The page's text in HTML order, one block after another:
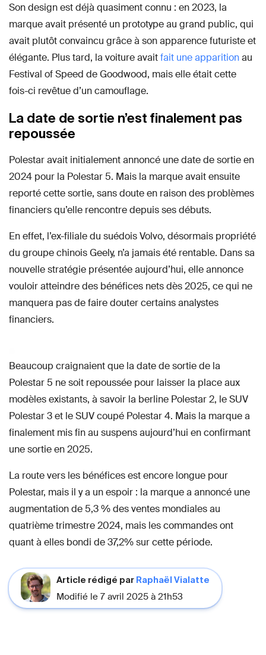
Son design est déjà quasiment connu : en 2023, la
marque avait présenté un prototype au grand public, qui
avait plutôt convaincu grâce à son apparence futuriste et
élégante. Plus tard, la voiture avaitfait une apparitionau
Festival of Speed de Goodwood, mais elle était cette
fois-ci revêtue d’un camouflage.
La date de sortie n’est finalement pas
repoussée
Polestar avait initialement annoncé une date de sortie en
2024 pour la Polestar 5. Mais la marque avait ensuite
reporté cette sortie, sans doute en raison des problèmes
financiers qu’elle rencontre depuis ses débuts.
En effet, l’ex-filiale du suédois Volvo, désormais propriété
du groupe chinois Geely, n’a jamais été rentable. Dans sa
nouvelle stratégie présentée aujourd’hui, elle annonce
vouloir atteindre des bénéfices nets dès 2025, ce qui ne
manquera pas de faire douter certains analystes
financiers.
Beaucoup craignaient que la date de sortie de la
Polestar 5 ne soit repoussée pour laisser la place aux
modèles existants, à savoir la berline Polestar 2, le SUV
Polestar 3 et le SUV coupé Polestar 4. Mais la marque a
finalement mis fin au suspens aujourd’hui en confirmant
une sortie en 2025.
La route vers les bénéfices est encore longue pour
Polestar, mais il y a un espoir : la marque a annoncé une
augmentation de 5,3 % des ventes mondiales au
quatrième trimestre 2024, mais les commandes ont
quant à elles bondi de 37,2% sur cette période.
Article rédigé par Raphaël Vialatte
Modifié le 7 avril 2025 à 21h53